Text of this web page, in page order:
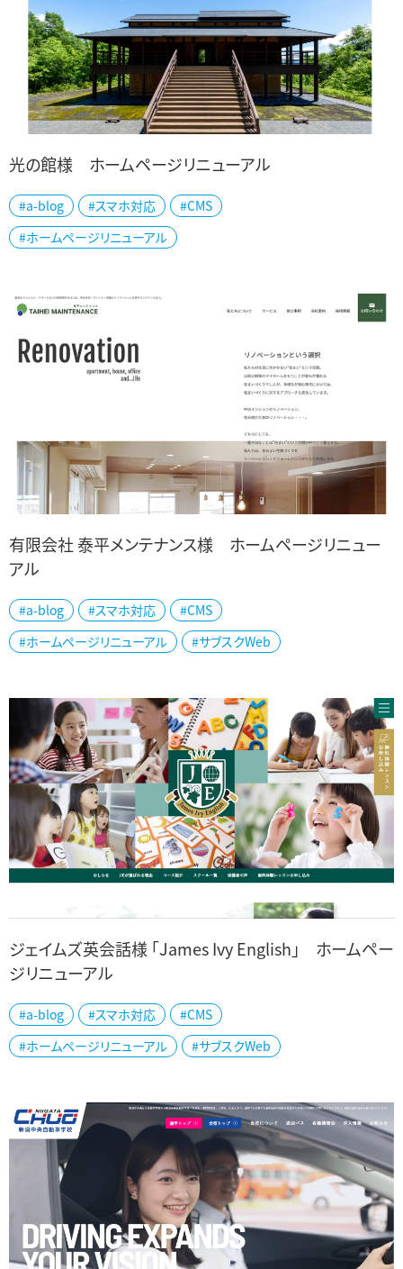
十日町市の「光の館」様の公式ホームページを制作しました。 第一回
大地の芸術祭 越後妻有アートトリエンナーレにおいて、光のアーティ
光の館様 ホームページリニューアル
#a-blog #スマホ対応
#CMS
#ホームページリニューアル
新潟市東区でマンション・オフィス・店舗・住宅のリノベーションを手が
ける泰平メンテナンス様の公式ホームページを制作しました。 築年
経過により使いにくくなったマン...
有限会社 泰平メンテナンス様 ホームページリニュー
アル
#a-blog #スマホ対応
#CMS
#ホームページリニューアル
#サブスクWeb
仙台市を拠点に東北・新潟に多校展開されているジェイムズ英会話
様の子供向けコース「James Ivy English」サイトのリニューアルをさ
せていただきました。...
ジェイムズ英会話様 「James Ivy English」 ホームペー
ジリニューアル
#a-blog #スマホ対応
#CMS
#ホームページリニューアル
#サブスクWeb